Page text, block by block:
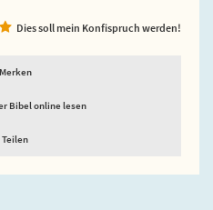
Dies soll mein Konfispruch werden!
Bibel online lesen
Teilen